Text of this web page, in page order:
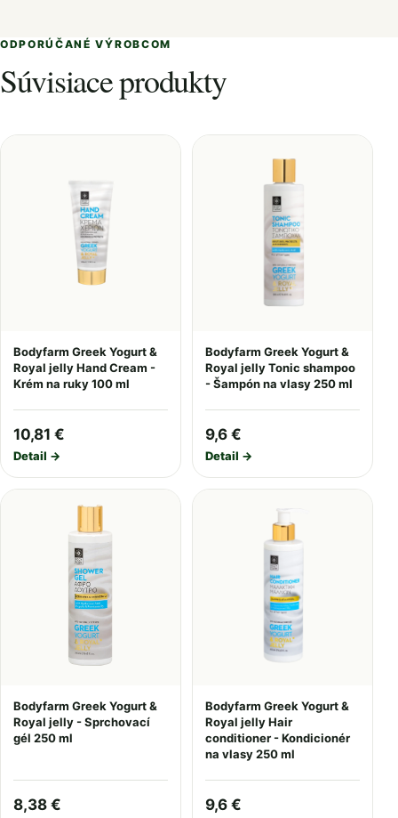
ODPORÚČANÉ VÝROBCOM
Súvisiace produkty
Bodyfarm Greek Yogurt &
Royal jelly Hand Cream -
Krém na ruky 100 ml
10,81 €
Detail →
Bodyfarm Greek Yogurt &
Royal jelly Tonic shampoo
- Šampón na vlasy 250 ml
9,6 €
Detail →
Bodyfarm Greek Yogurt &
Royal jelly - Sprchovací
gél 250 ml
8,38 €
Bodyfarm Greek Yogurt &
Royal jelly Hair
conditioner - Kondicionér
na vlasy 250 ml
9,6 €